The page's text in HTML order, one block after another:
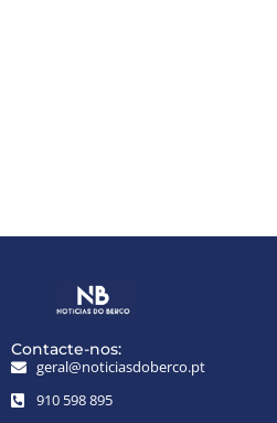
Contacte-nos:
geral@noticiasdoberco.pt
910 598 895